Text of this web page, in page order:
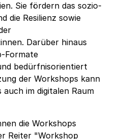
Sie fördern das sozio-
die Resilienz sowie
Darüber hinaus
Formate
bedürfnisorientiert
der Workshops kann
im digitalen Raum
die Workshops
Reiter "Workshop